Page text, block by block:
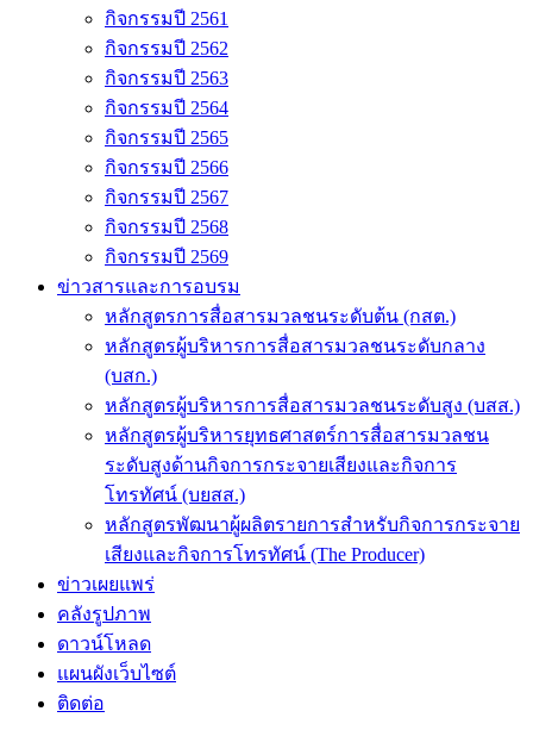
กิจกรรมปี 2561
กิจกรรมปี 2562
กิจกรรมปี 2563
กิจกรรมปี 2564
กิจกรรมปี 2565
กิจกรรมปี 2566
กิจกรรมปี 2567
กิจกรรมปี 2568
กิจกรรมปี 2569
ข่าวสารและการอบรม
หลักสูตรการสื่อสารมวลชนระดับต้น (กสต.)
หลักสูตรผู้บริหารการสื่อสารมวลชนระดับกลาง
(บสก.)
หลักสูตรผู้บริหารการสื่อสารมวลชนระดับสูง (บสส.)
หลักสูตรผู้บริหารยุทธศาสตร์การสื่อสารมวลชน
ระดับสูงด้านกิจการกระจายเสียงและกิจการ
โทรทัศน์ (บยสส.)
หลักสูตรพัฒนาผู้ผลิตรายการสำหรับกิจการกระจาย
เสียงและกิจการโทรทัศน์ (The Producer)
ข่าวเผยแพร่
คลังรูปภาพ
ดาวน์โหลด
แผนผังเว็บไซต์
ติดต่อ